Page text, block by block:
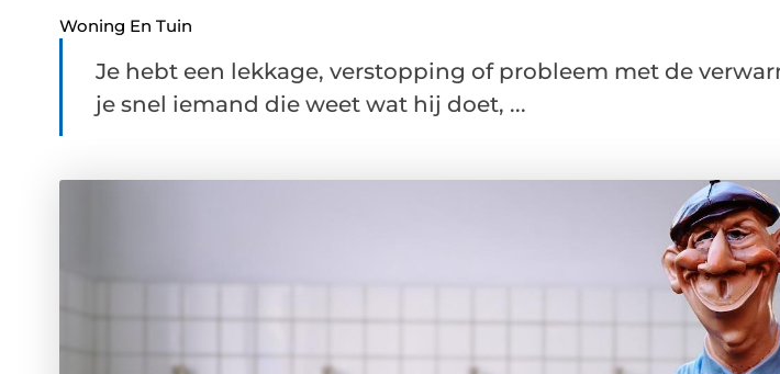
Woning En Tuin
Je hebt een lekkage, verstopping of probleem met de
je snel iemand die weet wat hij doet, ...